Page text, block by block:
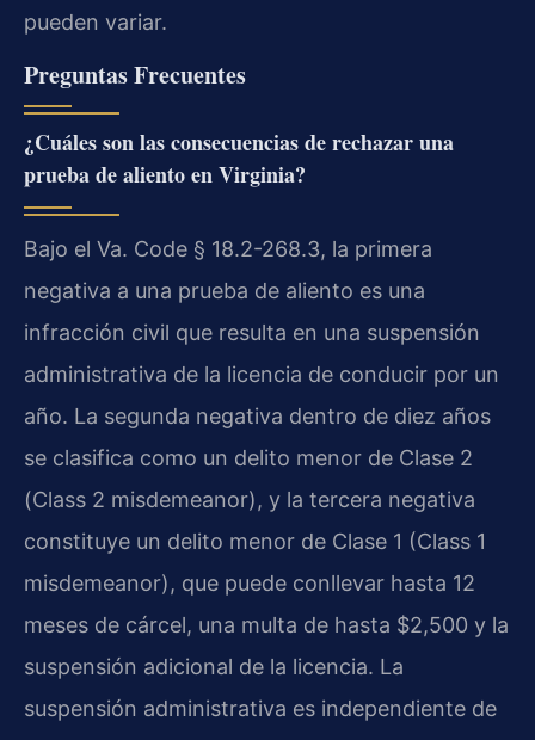
pueden variar.
Preguntas Frecuentes
¿Cuáles son las consecuencias de rechazar una
prueba de aliento en Virginia?
Bajo el Va. Code § 18.2-268.3, la primera
negativa a una prueba de aliento es una
infracción civil que resulta en una suspensión
administrativa de la licencia de conducir por un
año. La segunda negativa dentro de diez años
se clasifica como un delito menor de Clase 2
(Class 2 misdemeanor), y la tercera negativa
constituye un delito menor de Clase 1 (Class 1
misdemeanor), que puede conllevar hasta 12
meses de cárcel, una multa de hasta $2,500 y la
suspensión adicional de la licencia. La
suspensión administrativa es independiente de